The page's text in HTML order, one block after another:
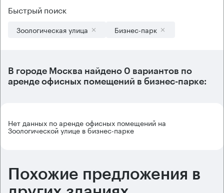
Быстрый поиск
Зоологическая улица Бизнес-парк
В городе Москва найдено 0 вариантов по
аренде офисных помещений в бизнес-парке:
Нет данных по аренде офисных помещений на
Зоологической улице в бизнес-парке
Похожие предложения в